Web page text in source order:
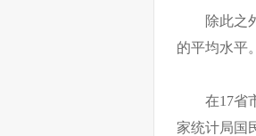
除此之
的平均水平。
在17省
家统计局国